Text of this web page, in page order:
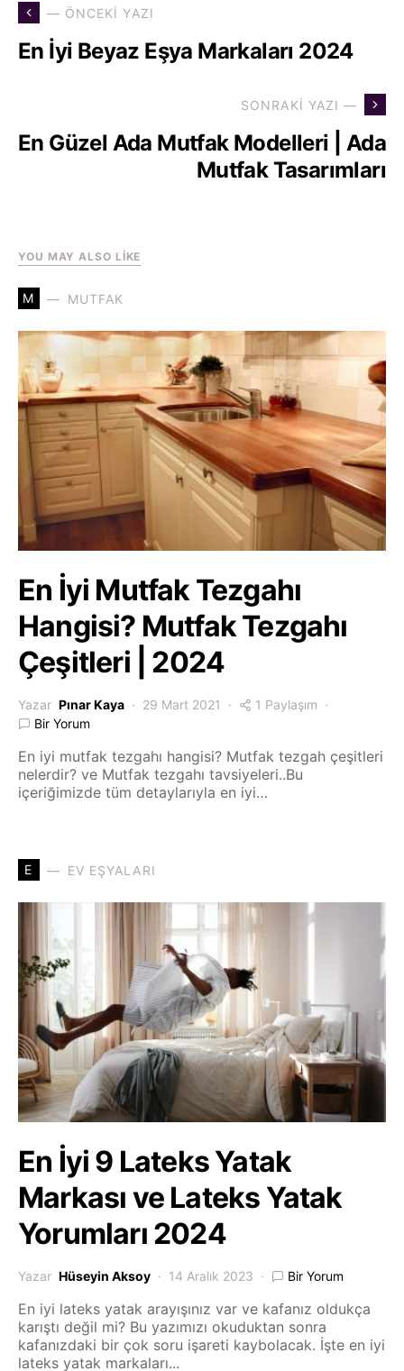
— ÖNCEKI YAZI
En İyi Beyaz Eşya Markaları 2024
SONRAKI YAZI —
En Güzel Ada Mutfak Modelleri | Ada
Mutfak Tasarımları
YOU MAY ALSO LIKE
M MUTFAK
En İyi Mutfak Tezgahı
Hangisi? Mutfak Tezgahı
Çeşitleri | 2024
Yazar Pınar Kaya 29 Mart 2021
1 Paylaşım
Bir Yorum
En iyi mutfak tezgahı hangisi? Mutfak tezgah çeşitleri
nelerdir? ve Mutfak tezgahı tavsiyeleri..Bu
içeriğimizde tüm detaylarıyla en iyi…
E EV EŞYALARI
En İyi 9 Lateks Yatak
Markası ve Lateks Yatak
Yorumları 2024
Yazar Hüseyin Aksoy 14 Aralık 2023 Bir Yorum
En iyi lateks yatak arayışınız var ve kafanız oldukça
karıştı değil mi? Bu yazımızı okuduktan sonra
kafanızdaki bir çok soru işareti kaybolacak. İşte en iyi
lateks yatak markaları...